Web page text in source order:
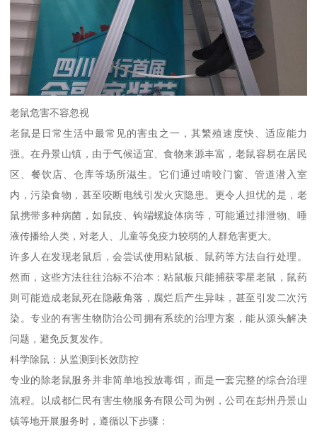
老鼠危害不容忽视
老鼠是日常生活中最常见的害虫之一，其繁殖速度快、适应能力
强。在丹景山镇，由于气候适宜、食物来源丰富，老鼠容易在居民
区、餐饮店、仓库等场所滋生。它们通过啃咬门窗、管道潜入室
内，污染食物，甚至咬断电线引发火灾隐患。更令人担忧的是，老
鼠携带多种病菌，如鼠疫、钩端螺旋体病等，可能通过排泄物、唾
液传播给人类，对老人、儿童等免疫力较弱的人群危害更大。
许多人在发现老鼠后，会尝试使用粘鼠板、鼠药等方法自行处理。
然而，这些方法往往治标不治本：粘鼠板只能捕获零星老鼠，鼠药
则可能造成老鼠死在隐蔽角落，腐烂后产生异味，甚至引发二次污
染。专业的有害生物防治公司拥有系统的治理方案，能从源头解决
问题，避免反复发作。
科学除鼠：从监测到长效防控
专业的除老鼠服务并非简单地投放毒饵，而是一套完整的综合治理
流程。以成都仁民有害生物服务有限公司为例，公司在彭州丹景山
镇等地开展服务时，遵循以下步骤：